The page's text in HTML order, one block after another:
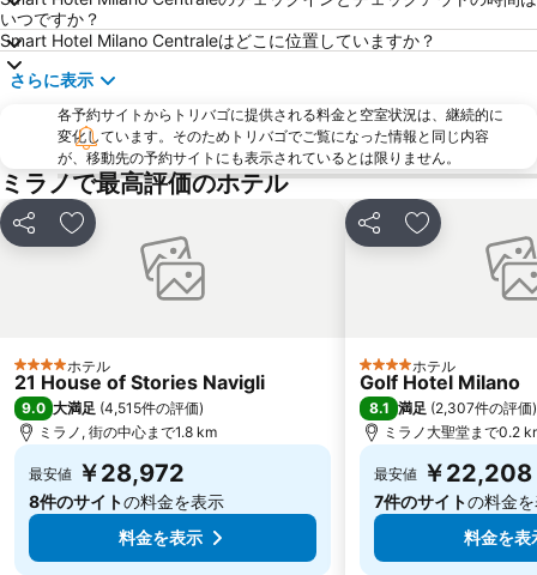
サンタ・マリア・デッレ・グラツィエ教会
Lotto - Fieramilanocity Metro Station
サンタマリア デッレ グラツィエ教会
サン シーロ
Assago Milanofiori Forum Metro Station
ヴィットーリオ・エマヌエーレ2世のガッレリア
Bicocca
Naviglio Grande
Galleria Milano
Città Studi
Teatro alla Scala
Bovisa
Lampugnano Metro Station
Rho Fiera Metro Station
Comasina Metro Station
Centro storico
Isola
Porta Magenta
Forlanini Park
いつですか？
Smart Hotel Milano Centraleはどこに位置していますか？
さらに表示
各予約サイトからトリバゴに提供される料金と空室状況は、継続的に
変化しています。そのためトリバゴでご覧になった情報と同じ内容
が、移動先の予約サイトにも表示されているとは限りません。
ミラノで最高評価のホテル
シェア お気に入りに追加
4 ホテルのランク
ホテル
21 House of Stories Navigli
9.0 大満足 (4,515件の評価)
ミラノ, 街の中心まで1.8 km
最安値 ￥28,972
8件のサイトの料金を表示
料金を表示
シェア お気に入りに
4 ホテルのランク
ホテル
Golf Hotel Milano
8.1 満足 (2,307件の評価)
ミラノ大聖堂まで0.2
最安値 ￥22,208
7件のサイトの料金
料金を表